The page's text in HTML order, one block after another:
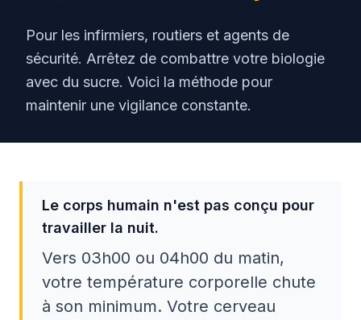
Pour les infirmiers, routiers et agents de
sécurité. Arrêtez de combattre votre biologie
avec du sucre. Voici la méthode pour
maintenir une vigilance constante.
Le corps humain n'est pas conçu pour
travailler la nuit.
Vers 03h00 ou 04h00 du matin,
votre température corporelle chute
à son minimum. Votre cerveau